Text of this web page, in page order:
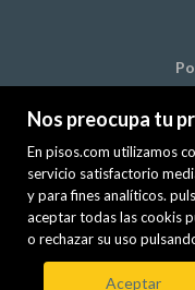
Nos preocupa tu
En pisos.com utilizamos
servicio satisfactorio
y para fines analíticos.
aceptar todas las cookis
o rechazar su uso
Aceptar
PREMIUM
VENTA ALQUILER